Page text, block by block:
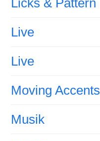
Licks & Pattern
Live
Live
Moving Accents
Musik